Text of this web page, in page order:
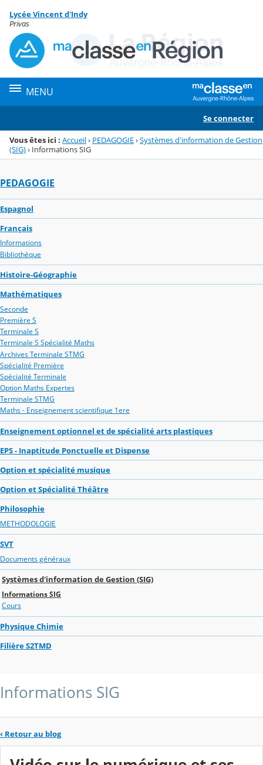
Menu de la rubrique
Contenu
Lycée Vincent d'Indy
Privas
MENU
Se connecter
Vous êtes ici : Accueil› PEDAGOGIE›Systèmes d'information de Gestion
(SIG)› Informations SIG
PEDAGOGIE
Espagnol
Français
Informations
Bibliothèque
Histoire-Géographie
Mathématiques
Seconde
Première S
Terminale S
Terminale S Spécialité Maths
Archives Terminale STMG
Spécialité Première
Spécialité Terminale
Option Maths Expertes
Terminale STMG
Maths - Enseignement scientifique 1ere
Enseignement optionnel et de spécialité arts plastiques
EPS - Inaptitude Ponctuelle et Dispense
Option et spécialité musique
Option et Spécialité Théâtre
Philosophie
METHODOLOGIE
SVT
Documents généraux
Systèmes d'information de Gestion (SIG)
Informations SIG
Cours
Physique Chimie
Filière S2TMD
Informations SIG
‹ Retour au blog